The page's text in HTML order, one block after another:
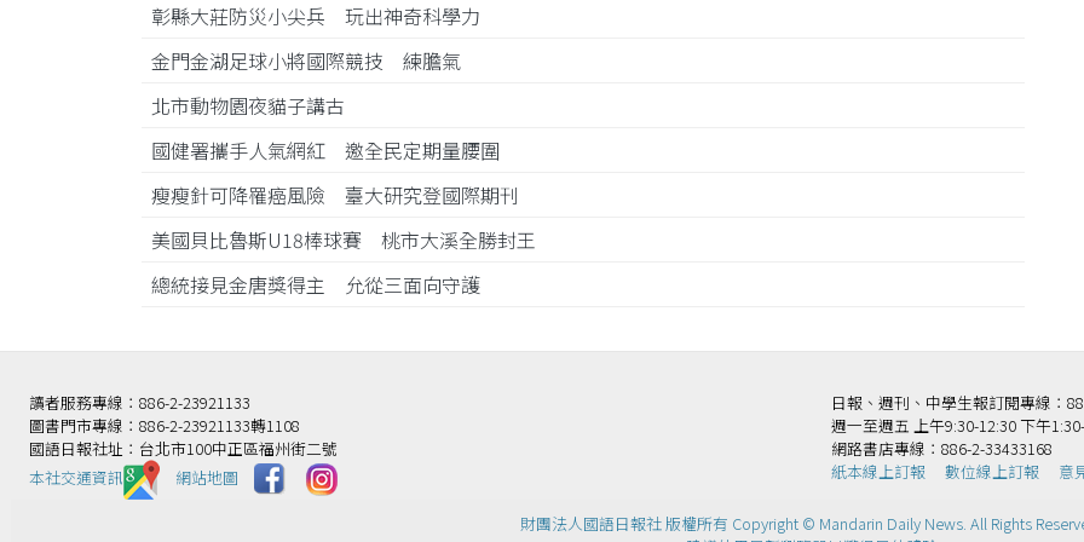
彰縣大莊防災小尖兵 玩出神奇科學力
金門金湖足球小將國際競技 練膽氣
北市動物園夜貓子講古
國健署攜手人氣網紅 邀全民定期量腰圍
瘦瘦針可降罹癌風險 臺大研究登國際期刊
美國貝比魯斯U18棒球賽 桃市大溪全勝封王
總統接見金唐獎得主 允從三面向守護
讀者服務專線：886-2-23921133
圖書門市專線：886-2-23921133轉1108
國語日報社址：台北市100中正區福州街二號
本社交通資訊️
網站地圖
日報、週刊、中學生報訂閱專線：
週一至週五 上午9:30-12:30 下午
網路書店專線：886-2-33433168
紙本線上訂報
數位線上訂報 意
財團法人國語日報社 版權所有 Copyright © Mandarin Daily News. All Rights